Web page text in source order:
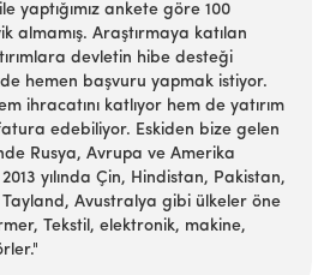
yaptığımız ankete göre 100
almamış. Araştırmaya katılan
devletin hibe desteği
hemen başvuru yapmak istiyor.
ihracatını katlıyor hem de yatırım
edebiliyor. Eskiden bize gelen
Rusya, Avrupa ve Amerika
yılında Çin, Hindistan, Pakistan,
Avustralya gibi ülkeler öne
Tekstil, elektronik, makine,